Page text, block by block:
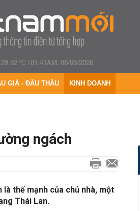
°C|01:41AM, 08/08/2026
GIÁ - ĐẤU THẦU KINH DOANH
ngách
thế mạnh của chủ nhà, một
Thái Lan.